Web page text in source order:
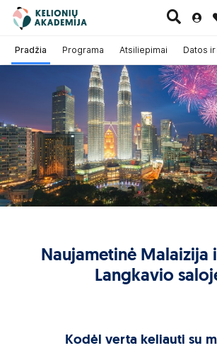
Pažintinės
kelionės
Naujametinė Malaizija
Langkavio
Pradžia Programa Atsiliepimai Datos
Kodėl verta keliauti su